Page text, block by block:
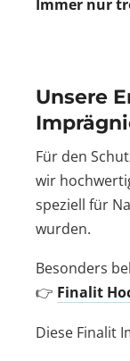
Immer nur
Unsere
Für den
wir
speziell für
wurden.
Besonders
👉 Finalit
Diese Finalit